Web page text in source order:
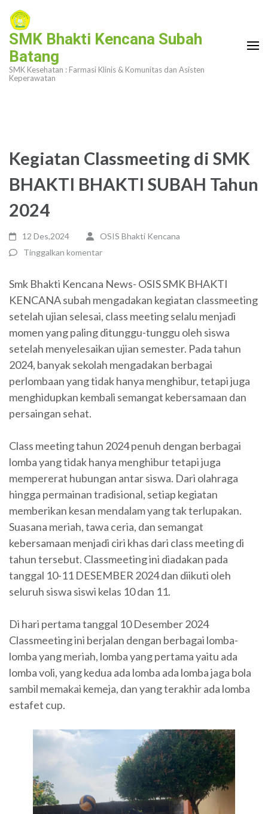
Lompat
konten
(Tekan
Enter)
SMK Bhakti Kencana Subah
Batang
SMK Kesehatan : Farmasi Klinis & Komunitas dan Asisten
Keperawatan
Kegiatan Classmeeting di SMK
BHAKTI BHAKTI SUBAH Tahun
2024
12 Des,2024
OSIS Bhakti Kencana
Tinggalkan komentar
Smk Bhakti Kencana News- OSIS SMK BHAKTI
KENCANA subah mengadakan kegiatan classmeeting
setelah ujian selesai, class meeting selalu menjadi
momen yang paling ditunggu-tunggu oleh siswa
setelah menyelesaikan ujian semester. Pada tahun
2024, banyak sekolah mengadakan berbagai
perlombaan yang tidak hanya menghibur, tetapi juga
menghidupkan kembali semangat kebersamaan dan
persaingan sehat.
Class meeting tahun 2024 penuh dengan berbagai
lomba yang tidak hanya menghibur tetapi juga
mempererat hubungan antar siswa. Dari olahraga
hingga permainan tradisional, setiap kegiatan
memberikan kesan mendalam yang tak terlupakan.
Suasana meriah, tawa ceria, dan semangat
kebersamaan menjadi ciri khas dari class meeting di
tahun tersebut. Classmeeting ini diadakan pada
tanggal 10-11 DESEMBER 2024 dan diikuti oleh
seluruh siswa siswi kelas 10 dan 11.
Di hari pertama tanggal 10 Desember 2024
Classmeeting ini berjalan dengan berbagai lomba-
lomba yang meriah, lomba yang pertama yaitu ada
lomba voli, yang kedua ada lomba ada lomba jaga bola
sambil memakai kemeja, dan yang terakhir ada lomba
estafet cup.